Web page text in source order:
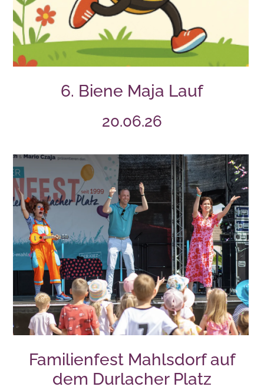
6. Biene Maja Lauf
20.06.26
Familienfest Mahlsdorf auf
dem Durlacher Platz